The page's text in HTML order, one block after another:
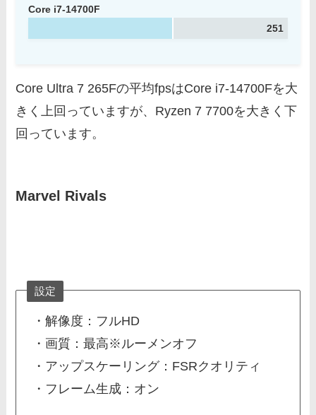
Core i7-14700F
251
Core Ultra 7 265Fの平均fpsはCore i7-14700Fを大
きく上回っていますが、Ryzen 7 7700を大きく下
回っています。
Marvel Rivals
設定
・解像度：フルHD
・画質：最高※ルーメンオフ
・アップスケーリング：FSRクオリティ
・フレーム生成：オン